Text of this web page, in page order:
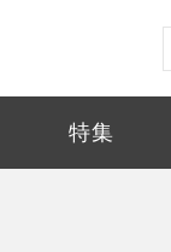
オー
社
レ
オー
特集
関連情報サイト
Ｓマーク/ＤＨマ
連